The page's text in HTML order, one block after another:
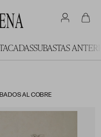
SUBASTAS
AL COBRE